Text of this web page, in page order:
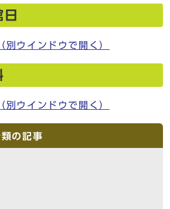
（別ウインドウで開く）
（別ウインドウで開く）
の記事